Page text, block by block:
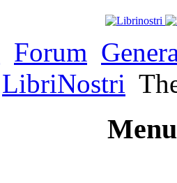
Forum
LibriNostri